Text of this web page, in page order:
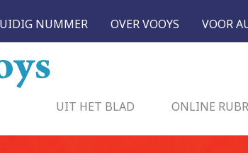
NUMMER OVER VOOYS VOOR
UIT HET BLAD ONLINE